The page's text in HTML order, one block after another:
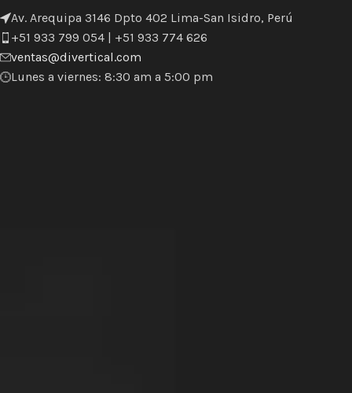
Av. Arequipa 3146 Dpto 402 Lima-San Isidro, Perú
+51 933 799 054 | +51 933 774 626
ventas@divertical.com
Lunes a viernes: 8:30 am a 5:00 pm